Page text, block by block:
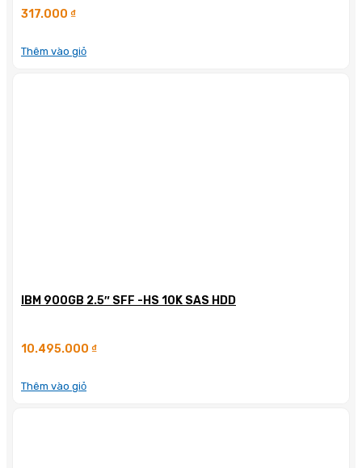
317.000 ₫
Thêm vào giỏ
IBM 900GB 2.5″ SFF -HS 10K SAS HDD
10.495.000 ₫
Thêm vào giỏ